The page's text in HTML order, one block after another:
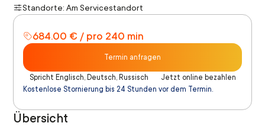
Standorte: Am Servicestandort
684.00 € / pro 240 min
Termin anfragen
Spricht Englisch, Deutsch, Russisch
Jetzt online bezahlen
Kostenlose Stornierung bis 24 Stunden vor dem Termin.
Übersicht